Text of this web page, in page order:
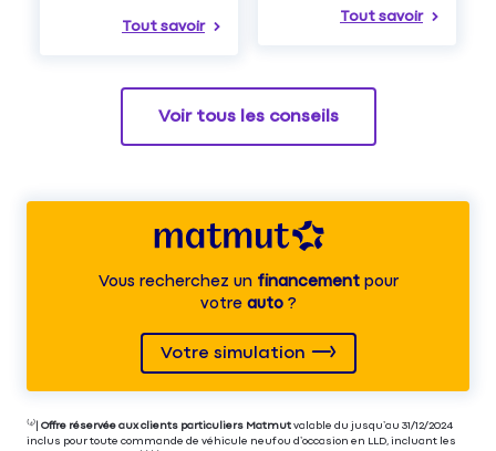
Tout savoir
Tout savoir
Voir tous les conseils
Vous recherchez unfinancementpour
votre auto?
Votre simulation
⁽⁴⁾| Offre réservée aux clients particuliers Matmut valable du jusqu’au 31/12/2024
inclus pour toute commande de véhicule neuf ou d’occasion en LLD, incluant les